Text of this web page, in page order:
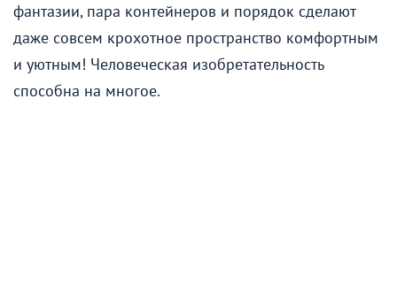
фантазии, пара контейнеров и порядок сделают
даже совсем крохотное пространство комфортным
и уютным! Человеческая изобретательность
способна на многое.